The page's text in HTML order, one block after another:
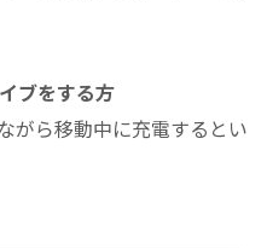
ブをする方
がら移動中に充電するとい